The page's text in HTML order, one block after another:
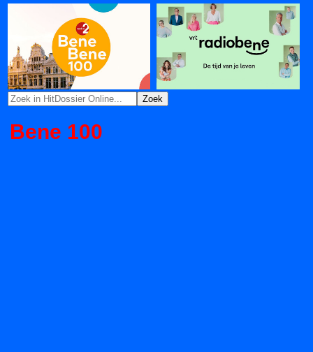
Bene 100